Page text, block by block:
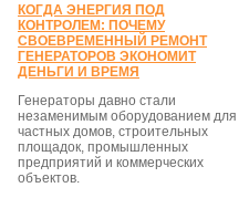
КОГДА ЭНЕРГИЯ ПОД
КОНТРОЛЕМ: ПОЧЕМУ
СВОЕВРЕМЕННЫЙ РЕМОНТ
ГЕНЕРАТОРОВ ЭКОНОМИТ
ДЕНЬГИ И ВРЕМЯ
Генераторы давно стали
незаменимым оборудованием для
частных домов, строительных
площадок, промышленных
предприятий и коммерческих
объектов.